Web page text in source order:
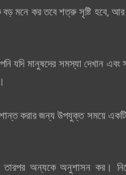
বড় মনে কর তবে শত্রু সৃষ্টি হবে,
যদি মানুষদের সমস্যা দেখান এবং
করার জন্য উপযুক্ত সময়ে একটি
অন্যকে অনুশাসন কর।